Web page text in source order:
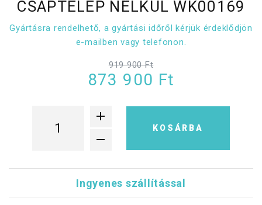
CSAPTELEP NÉLKÜL WK00169
Gyártásra rendelhető, a gyártási időről kérjük érdeklődjön
e-mailben vagy telefonon.
919 900 Ft
873 900 Ft
KOSÁRBA
Ingyenes szállítással